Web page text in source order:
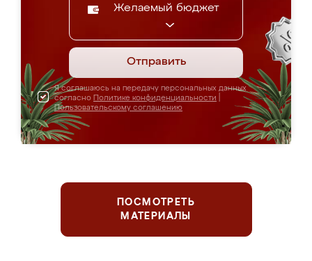
Желаемый бюджет
Отправить
Я соглашаюсь на передачу персональных данных
согласно Политике конфиденциальности
Пользовательскому соглашению
ПОСМОТРЕТЬ
МАТЕРИАЛЫ